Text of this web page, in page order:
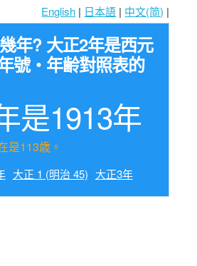
English | 日本語 | 中文(简) |
年? 大正2年是西元
號・年齢對照表的
是1913年
是113歳。
大正 1 (明治 45) 大正3年